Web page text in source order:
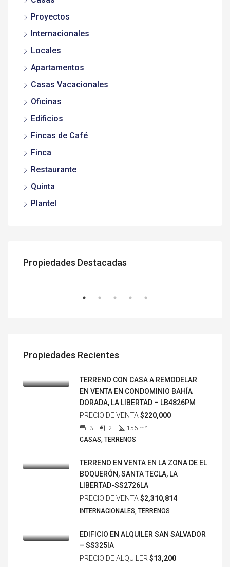
Proyectos
Internacionales
Locales
Apartamentos
Casas Vacacionales
Oficinas
Edificios
Fincas de Café
Finca
Restaurante
Quinta
Plantel
Propiedades Destacadas
PRECIO DE VENTA$2,310,814
Propiedades Recientes
TERRENO CON CASA A REMODELAR
EN VENTA EN CONDOMINIO BAHÍA
DORADA, LA LIBERTAD – LB4826PM
PRECIO DE VENTA $220,000
3 2 156 m²
CASAS, TERRENOS
TERRENO EN VENTA EN LA ZONA DE EL
BOQUERÓN, SANTA TECLA, LA
LIBERTAD-SS2726LA
PRECIO DE VENTA $2,310,814
INTERNACIONALES, TERRENOS
EDIFICIO EN ALQUILER SAN SALVADOR
– SS325IA
PRECIO DE ALQUILER $13,200